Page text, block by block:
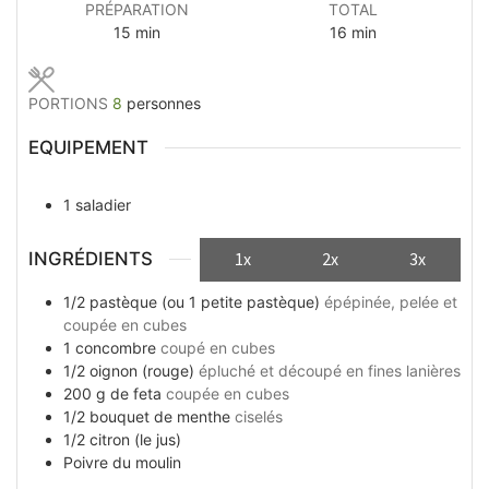
PRÉPARATION
15minutes
min
TOTAL
16minutes
min
PORTIONS 8 personnes
EQUIPEMENT
1 saladier
INGRÉDIENTS 1x 2x 3x
1/2 pastèque (ou 1 petite pastèque) épépinée, pelée et
coupée en cubes
1 concombre coupé en cubes
1/2 oignon (rouge) épluché et découpé en fines lanières
200 g de feta coupée en cubes
1/2 bouquet de menthe ciselés
1/2 citron (le jus)
Poivre du moulin